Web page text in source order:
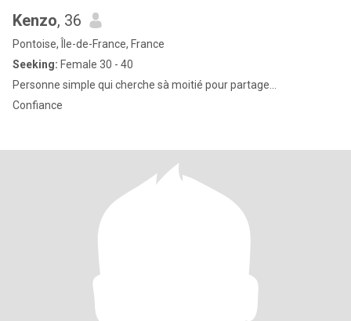
Kenzo, 36
Pontoise, Île-de-France, France
Seeking: Female 30 - 40
Personne simple qui cherche sà moitié pour partage...
Confiance